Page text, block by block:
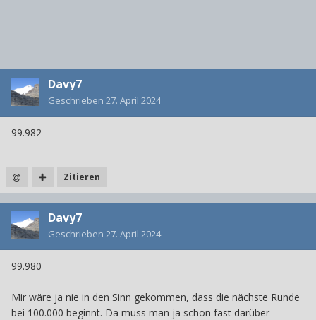
Davy7
Geschrieben 27. April 2024
99.982
Zitieren
Davy7
Geschrieben 27. April 2024
99.980
Mir wäre ja nie in den Sinn gekommen, dass die nächste Runde
bei 100.000 beginnt. Da muss man ja schon fast darüber